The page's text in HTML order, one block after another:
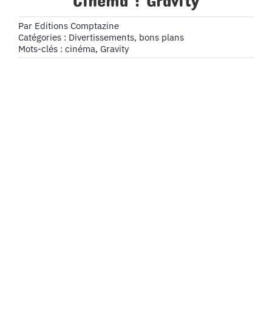
Par Editions Comptazine
Catégories : Divertissements, bons plans
Mots-clés : cinéma, Gravity